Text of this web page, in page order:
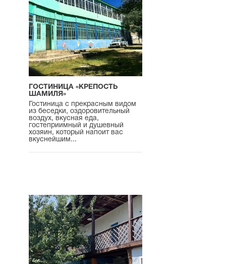
ГОСТИНИЦА «КРЕПОСТЬ
ШАМИЛЯ»
Гостиница с прекрасным видом
из беседки, оздоровительный
воздух, вкусная еда,
гостеприимный и душевный
хозяин, который напоит вас
вкуснейшим...